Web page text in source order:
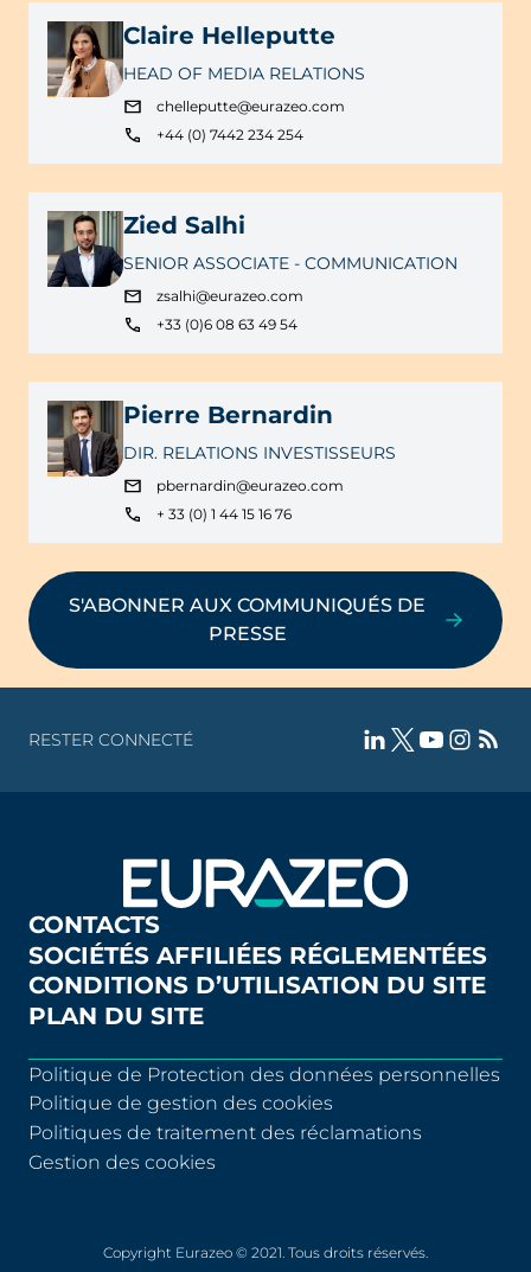
Claire Helleputte
HEAD OF MEDIA RELATIONS
chelleputte@eurazeo.com
+44 (0) 7442 234 254
Zied Salhi
SENIOR ASSOCIATE - COMMUNICATION
zsalhi@eurazeo.com
+33 (0)6 08 63 49 54
Pierre Bernardin
DIR. RELATIONS INVESTISSEURS
pbernardin@eurazeo.com
+ 33 (0) 1 44 15 16 76
S'ABONNER AUX COMMUNIQUÉS DE
PRESSE
RESTER CONNECTÉ
CONTACTS
SOCIÉTÉS AFFILIÉES RÉGLEMENTÉES
CONDITIONS D’UTILISATION DU SITE
PLAN DU SITE
Politique de Protection des données personnelles
Politique de gestion des cookies
Politiques de traitement des réclamations
Gestion des cookies
Copyright Eurazeo © 2021. Tous droits réservés.